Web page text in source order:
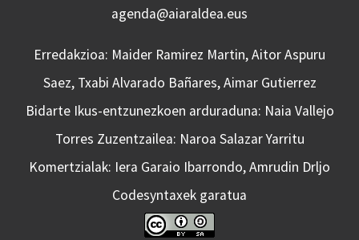
agenda@aiaraldea.eus
Erredakzioa: Maider Ramirez Martin, Aitor Aspuru
Saez, Txabi Alvarado Bañares, Aimar Gutierrez
Bidarte Ikus-entzunezkoen arduraduna: Naia Vallejo
Torres Zuzentzailea: Naroa Salazar Yarritu
Komertzialak: Iera Garaio Ibarrondo, Amrudin Drljo
Codesyntaxek garatua